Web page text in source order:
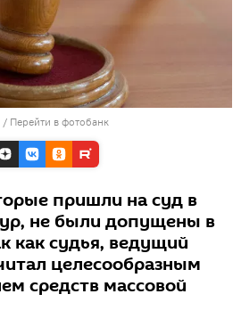
/ Перейти в фотобанк
пришли на суд в
не были допущены в
как судья, ведущий
целесообразным
средств массовой